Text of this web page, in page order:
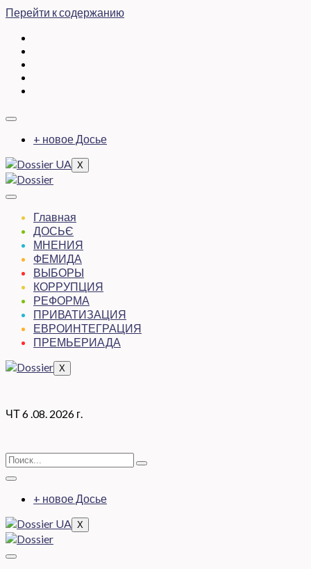
Перейти к содержанию
+ новое Досье
X
Главная
ДОСЬЄ
МНЕНИЯ
ФЕМИДА
ВЫБОРЫ
КОРРУПЦИЯ
РЕФОРМА
ПРИВАТИЗАЦИЯ
ЕВРОИНТЕГРАЦИЯ
ПРЕМЬЕРИАДА
X
ЧТ 6 .08. 2026 г.
+ новое Досье
X